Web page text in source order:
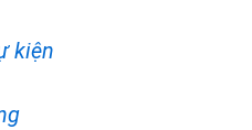
kiện